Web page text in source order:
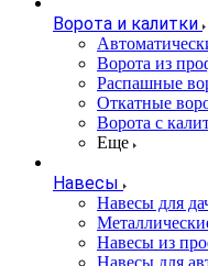
Ворота и калитки
Ворота из
Распашные
Откатные
Ворота с
Еще
Навесы
Навесы для
Навесы из
Навесы для